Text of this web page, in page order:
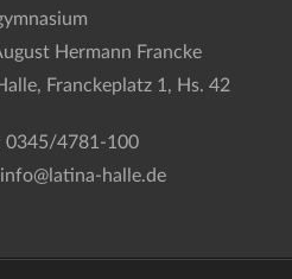
Hermann Francke
Franckeplatz 1, Hs. 42
0345/4781-100
halle.de